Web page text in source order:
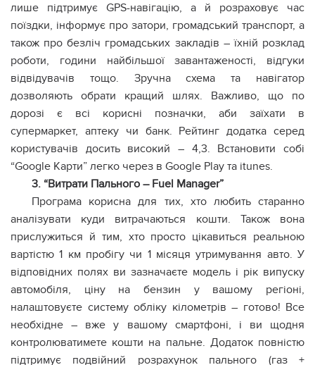
лише підтримує GPS-навігацію, а й розраховує час
поїздки, інформує про затори, громадський транспорт, а
також про безліч громадських закладів – їхній розклад
роботи, години найбільшої завантаженості, відгуки
відвідувачів тощо. Зручна схема та навігатор
дозволяють обрати кращий шлях. Важливо, що по
дорозі є всі корисні позначки, аби заїхати в
супермаркет, аптеку чи банк. Рейтинг додатка серед
користувачів досить високий – 4,3. Встановити собі
“Google Карти” легко через в Google Play та itunes.
3. “Витрати Пального – Fuel Manager”
Програма корисна для тих, хто любить старанно
аналізувати куди витрачаються кошти. Також вона
прислужиться й тим, хто просто цікавиться реальною
вартістю 1 км пробігу чи 1 місяця утримування авто. У
відповідних полях ви зазначаєте модель і рік випуску
автомобіля, ціну на бензин у вашому регіоні,
налаштовуєте систему обліку кілометрів – готово! Все
необхідне – вже у вашому смартфоні, і ви щодня
контролюватимете кошти на пальне. Додаток повністю
підтримує подвійний розрахунок пального (газ +